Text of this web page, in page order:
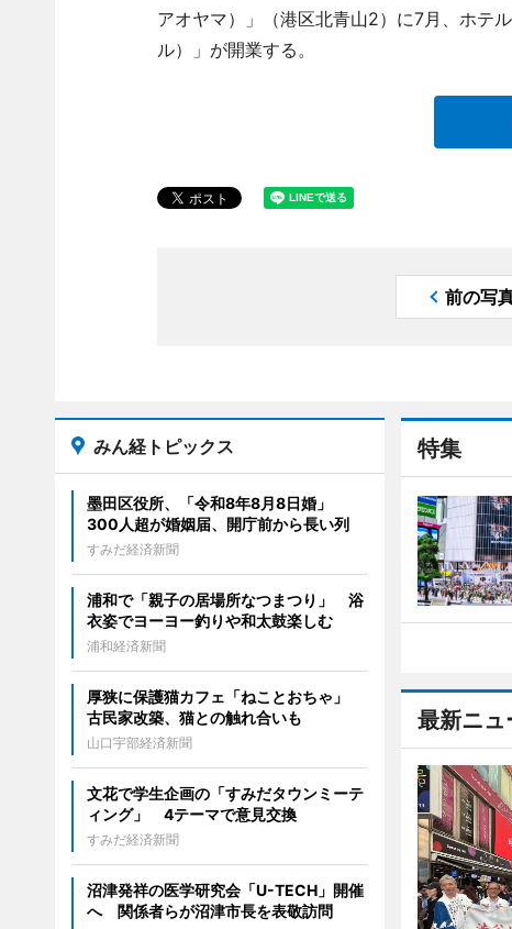
アオヤマ）」（港区北青山2）に7月、ホテ
ル）」が開業する。
前の写
特集
最新ニュ
みん経トピックス
墨田区役所、「令和8年8月8日婚」
300人超が婚姻届、開庁前から長い列
すみだ経済新聞
浦和で「親子の居場所なつまつり」 浴
衣姿でヨーヨー釣りや和太鼓楽しむ
浦和経済新聞
厚狭に保護猫カフェ「ねことおちゃ」
古民家改築、猫との触れ合いも
山口宇部経済新聞
文花で学生企画の「すみだタウンミーテ
ィング」 4テーマで意見交換
すみだ経済新聞
沼津発祥の医学研究会「U-TECH」開催
へ 関係者らが沼津市長を表敬訪問